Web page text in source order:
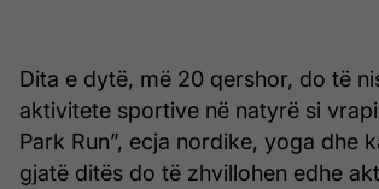
Dita e dytë, më 20 qershor, do të
aktivitete sportive në natyrë si
Park Run”, ecja nordike, yoga dhe
gjatë ditës do të zhvillohen edhe